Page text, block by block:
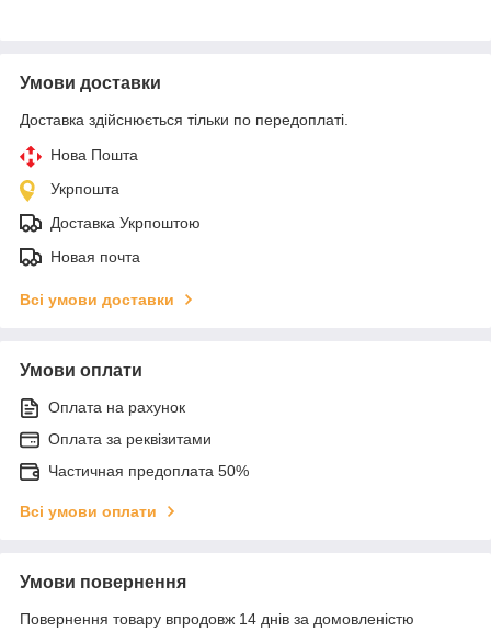
Умови доставки
Доставка здійснюється тільки по передоплаті.
Нова Пошта
Укрпошта
Доставка Укрпоштою
Новая почта
Всі умови доставки
Умови оплати
Оплата на рахунок
Оплата за реквізитами
Частичная предоплата 50%
Всі умови оплати
Умови повернення
Повернення товару впродовж 14 днів за домовленістю